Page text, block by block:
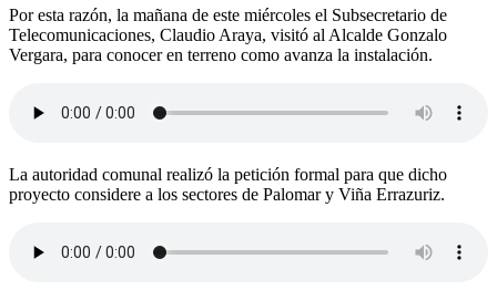
Por esta razón, la mañana de este miércoles el Subsecretario de
Telecomunicaciones, Claudio Araya, visitó al Alcalde Gonzalo
Vergara, para conocer en terreno como avanza la instalación.
La autoridad comunal realizó la petición formal para que dicho
proyecto considere a los sectores de Palomar y Viña Errazuriz.